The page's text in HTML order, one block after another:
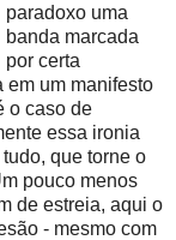
paradoxo uma
banda marcada
por certa
em um manifesto
o caso de
essa ironia
que torne o
pouco menos
de estreia, aqui o
- mesmo com